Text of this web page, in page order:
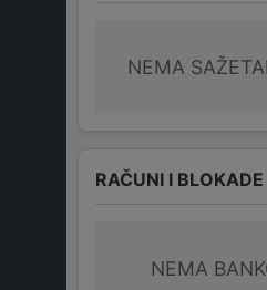
NEMA
RAČUNI I BLOKADE
NEMA